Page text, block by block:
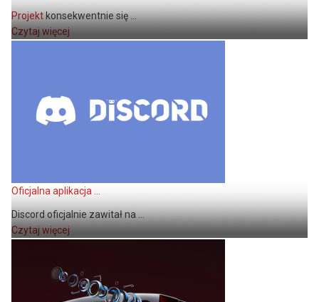
Projektkonsekwentnie się ...
Czytaj więcej
Oficjalna aplikacja ...
Discord oficjalnie zawitał na ...
Czytaj więcej